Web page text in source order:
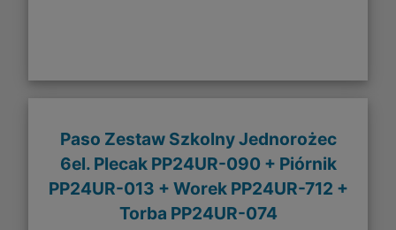
Paso Zestaw Szkolny Jednorożec
6el. Plecak PP24UR-090 + Piórnik
PP24UR-013 + Worek PP24UR-712 +
Torba PP24UR-074